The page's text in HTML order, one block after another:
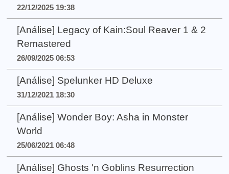
22/12/2025 19:38
[Análise] Legacy of Kain:Soul Reaver 1 & 2
Remastered
26/09/2025 06:53
[Análise] Spelunker HD Deluxe
31/12/2021 18:30
[Análise] Wonder Boy: Asha in Monster
World
25/06/2021 06:48
[Análise] Ghosts 'n Goblins Resurrection